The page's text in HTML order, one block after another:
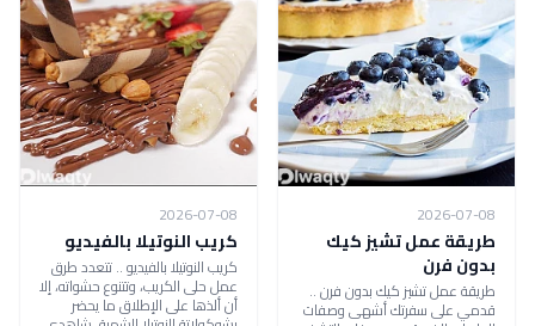
2026-07-08
طريقة عمل تشيز كيك
بدون فرن
طريقة عمل تشيز كيك بدون فرن ..
قدمي على سفرتك أشهى وصفات
2026-07-08
كريب النوتيلا بالفيديو
كريب النوتيلا بالفيديو .. تتعدد طرق
عمل حلى الكريب، وتتنوع حشواته، إلا
أن ألذها على الإطلاق ما يحضر